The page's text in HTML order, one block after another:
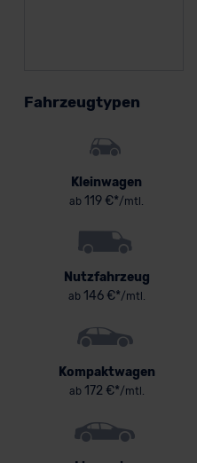
Fahrzeugtypen
Kleinwagen
ab 119 €*/mtl.
Nutzfahrzeug
ab146 €*/mtl.
Kompaktwagen
ab172 €*/mtl.